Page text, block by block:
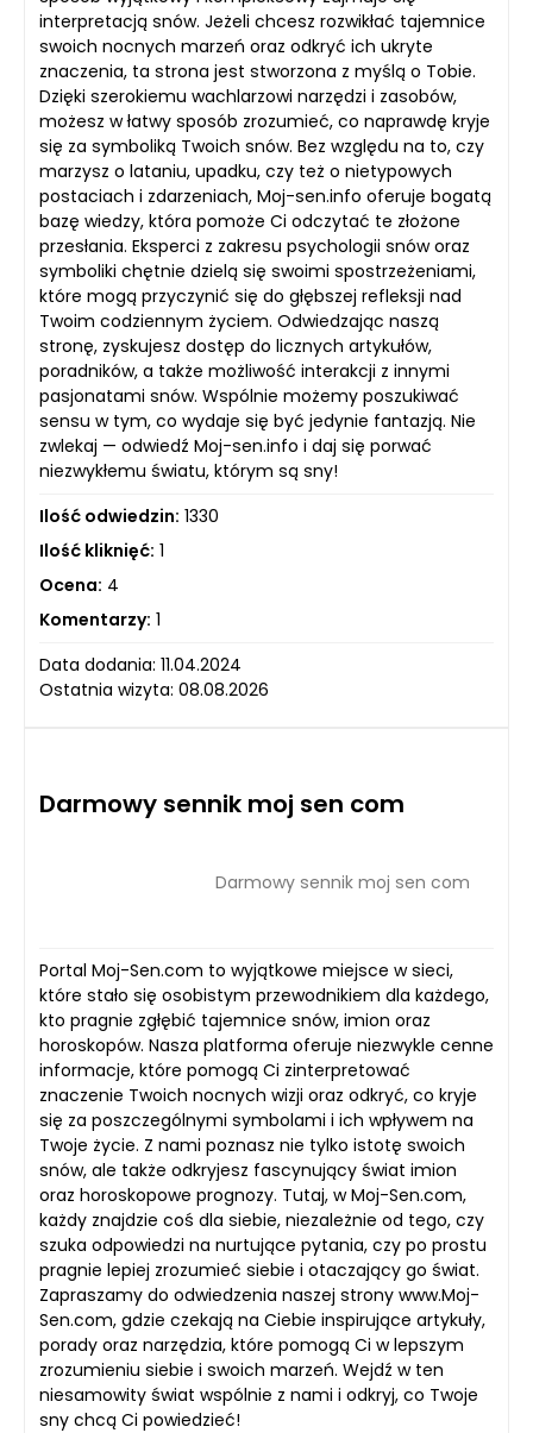
interpretacją snów. Jeżeli chcesz rozwikłać tajemnice
swoich nocnych marzeń oraz odkryć ich ukryte
znaczenia, ta strona jest stworzona z myślą o Tobie.
Dzięki szerokiemu wachlarzowi narzędzi i zasobów,
możesz w łatwy sposób zrozumieć, co naprawdę kryje
się za symboliką Twoich snów. Bez względu na to, czy
marzysz o lataniu, upadku, czy też o nietypowych
postaciach i zdarzeniach, Moj-sen.info oferuje bogatą
bazę wiedzy, która pomoże Ci odczytać te złożone
przesłania. Eksperci z zakresu psychologii snów oraz
symboliki chętnie dzielą się swoimi spostrzeżeniami,
które mogą przyczynić się do głębszej refleksji nad
Twoim codziennym życiem. Odwiedzając naszą
stronę, zyskujesz dostęp do licznych artykułów,
poradników, a także możliwość interakcji z innymi
pasjonatami snów. Wspólnie możemy poszukiwać
sensu w tym, co wydaje się być jedynie fantazją. Nie
zwlekaj — odwiedź Moj-sen.info i daj się porwać
niezwykłemu światu, którym są sny!
Ilość odwiedzin: 1330
Ilość kliknięć: 1
Ocena: 4
Komentarzy: 1
Data dodania: 11.04.2024
Ostatnia wizyta: 08.08.2026
Darmowy sennik moj sen com
Darmowy sennik moj sen com
Portal Moj-Sen.com to wyjątkowe miejsce w sieci,
które stało się osobistym przewodnikiem dla każdego,
kto pragnie zgłębić tajemnice snów, imion oraz
horoskopów. Nasza platforma oferuje niezwykle cenne
informacje, które pomogą Ci zinterpretować
znaczenie Twoich nocnych wizji oraz odkryć, co kryje
się za poszczególnymi symbolami i ich wpływem na
Twoje życie. Z nami poznasz nie tylko istotę swoich
snów, ale także odkryjesz fascynujący świat imion
oraz horoskopowe prognozy. Tutaj, w Moj-Sen.com,
każdy znajdzie coś dla siebie, niezależnie od tego, czy
szuka odpowiedzi na nurtujące pytania, czy po prostu
pragnie lepiej zrozumieć siebie i otaczający go świat.
Zapraszamy do odwiedzenia naszej strony www.Moj-
Sen.com, gdzie czekają na Ciebie inspirujące artykuły,
porady oraz narzędzia, które pomogą Ci w lepszym
zrozumieniu siebie i swoich marzeń. Wejdź w ten
niesamowity świat wspólnie z nami i odkryj, co Twoje
sny chcą Ci powiedzieć!